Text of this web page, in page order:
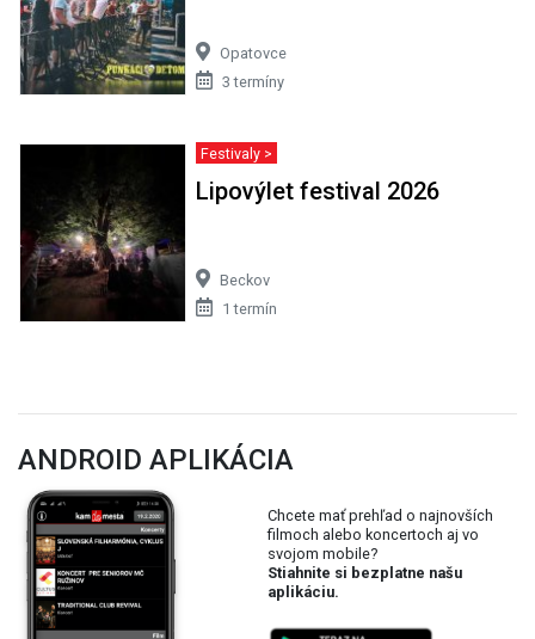
Opatovce
3 termíny
Festivaly >
Lipovýlet festival 2026
Beckov
1 termín
ANDROID APLIKÁCIA
Chcete mať prehľad o najnovších
filmoch alebo koncertoch aj vo
svojom mobile?
Stiahnite si bezplatne našu
aplikáciu.